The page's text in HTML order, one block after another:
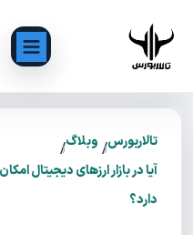
تالاربورس/ وبلاگ/
آیا در بازار ارزهای دیجیتال
دارد؟